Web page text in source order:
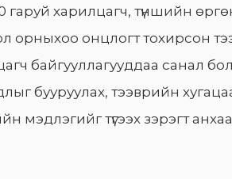
гаруй харилцагч, түншийн
орныхоо онцлогт тохирсон
байгууллагууддаа санал
бууруулах, тээврийн
мэдлэгийг түгээх зэрэгт